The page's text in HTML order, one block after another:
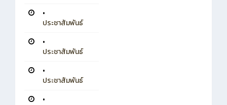
•
ประชาสัมพันธ์
•
ประชาสัมพันธ์
•
ประชาสัมพันธ์
•